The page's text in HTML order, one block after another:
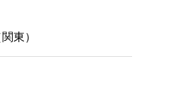
東）